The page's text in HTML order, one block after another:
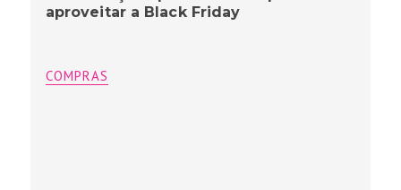
aproveitar a Black Friday
COMPRAS